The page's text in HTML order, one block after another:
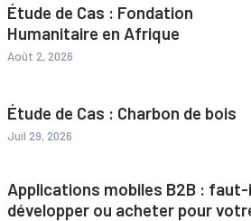
Étude de Cas : Fondation
Humanitaire en Afrique
Août 2, 2026
Étude de Cas : Charbon de bois
Juil 29, 2026
Applications mobiles B2B :
développer ou acheter pour